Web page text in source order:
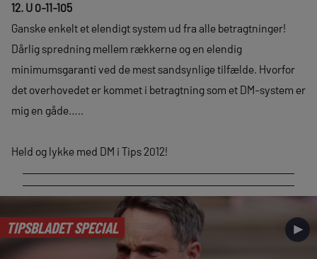
12. U 0-11-105
Ganske enkelt et elendigt system ud fra alle betragtninger!
Dårlig spredning mellem rækkerne og en elendig
minimumsgaranti ved de mest sandsynlige tilfælde. Hvorfor
det overhovedet er kommet i betragtning som et DM-system er
mig en gåde…..
Held og lykke med DM i Tips 2012!
TIPSBLADET SPECIAL ►